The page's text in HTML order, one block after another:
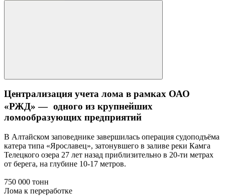
Централизация учета лома в рамках ОАО
«РЖД» — одного из крупнейших
ломообразующих предприятий
В Алтайском заповеднике завершилась операция судоподъёма
катера типа «Ярославец», затонувшего в заливе реки Камга
Телецкого озера 27 лет назад приблизительно в 20-ти метрах
от берега, на глубине 10-17 метров.
750 000 тонн
Лома к переработке